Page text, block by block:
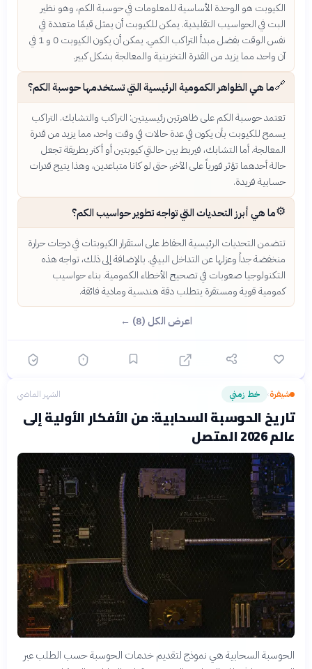
الكيوبت هو الوحدة الأساسية للمعلومات في حوسبة الكم، وهو نظير
البت في الحواسيب التقليدية. يمكن للكيوبت أن يمثل قيمًا متعددة في
نفس الوقت بفضل مبدأ التراكب الكمي. يمكن أن يكون الكيوبت 0 و 1 في
آن واحد، مما يزيد من القدرة التخزينية والمعالجة بشكل كبير.
🔗ما هي الظواهر الكمومية الرئيسية التي تستخدمها حوسبة الكم؟
تعتمد حوسبة الكم على ظاهرتين رئيسيتين: التراكب والتشابك. التراكب
يسمح للكيوبت بأن يكون في عدة حالات في وقت واحد، مما يزيد من قدرة
المعالجة. أما التشابك، فيربط بين حالتي كيوبتين أو أكثر بطريقة تجعل
حالة أحدهما تؤثر فورياً على الآخر، حتى لو كانا متباعدين، وهذا يتيح قدرات
حسابية فريدة.
⚙️ما هي أبرز التحديات التي تواجه تطوير حواسيب الكم؟
تتضمن التحديات الرئيسية الحفاظ على استقرار الكيوبتات في درجات حرارة
منخفضة جداً وعزلها عن التداخل البيئي. بالإضافة إلى ذلك، تواجه هذه
التكنولوجيا صعوبات في تصحيح الأخطاء الكمومية. بناء حواسيب
كمومية قوية ومستقرة يتطلب دقة هندسية ومادية فائقة.
اعرض الكل (8) ←
شيفرة› خط زمني الشهر الماضي
تاريخ الحوسبة السحابية: من الأفكار الأولية إلى
عالم 2026 المتصل
الحوسبة السحابية هي نموذج لتقديم خدمات الحوسبة حسب الطلب عبر